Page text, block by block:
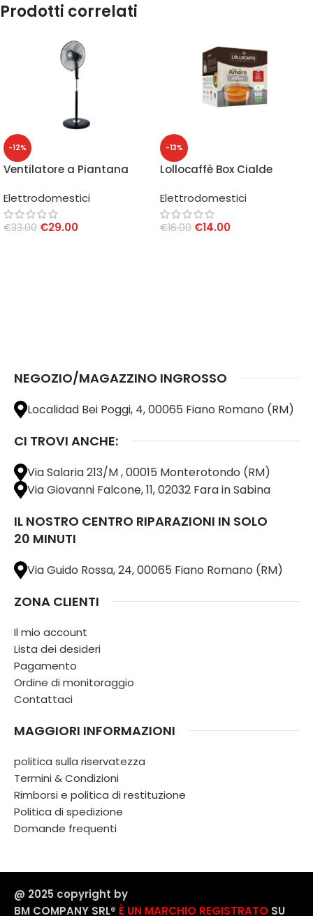
Prodotti correlati
-12%
Ventilatore a Piantana
Elettrodomestici
€33.00 €29.00
-13%
Lollocaffè Box Cialde
100 pz
Elettrodomestici
€16.00 €14.00
NEGOZIO/MAGAZZINO INGROSSO
Localidad Bei Poggi, 4, 00065 Fiano Romano (RM)
CI TROVI ANCHE:
Via Salaria 213/M , 00015 Monterotondo (RM)
Via Giovanni Falcone, 11, 02032 Fara in Sabina
IL NOSTRO CENTRO RIPARAZIONI IN SOLO
20 MINUTI
Via Guido Rossa, 24, 00065 Fiano Romano (RM)
ZONA CLIENTI
Il mio account
Lista dei desideri
Pagamento
Ordine di monitoraggio
Contattaci
MAGGIORI INFORMAZIONI
politica sulla riservatezza
Termini & Condizioni
Rimborsi e politica di restituzione
Politica di spedizione
Domande frequenti
@ 2025 copyright by
BM COMPANY SRL®️ È UN MARCHIO REGISTRATO SU